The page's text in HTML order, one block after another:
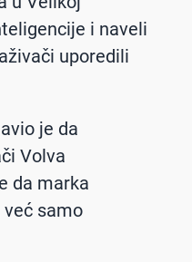
i naveli
uporedili
je da
Volva
da marka
samo